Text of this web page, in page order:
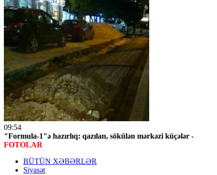
09:54
"Formula-1"ə hazırlıq: qazılan, sökülən mərkəzi küçələr -
FOTOLAR
BÜTÜN XƏBƏRLƏR
Siyasət